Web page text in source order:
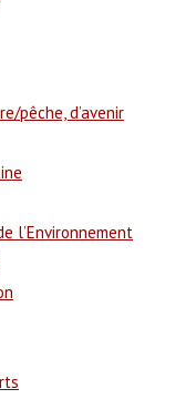
pêche, d’avenir
l’Environnement